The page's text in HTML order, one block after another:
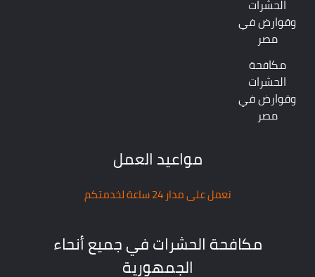
مكافحة
الحشرات
وقوارض في
مصر
مواعيد العمل
نعمل على مدار 24 ساعة لخدمتكم
مكافحة الحشرات في جميع أنحاء
الجمهورية